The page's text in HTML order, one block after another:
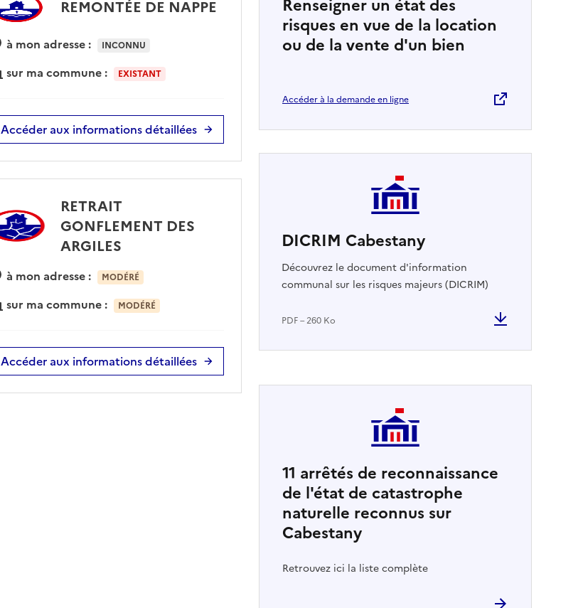
REMONTÉE DE NAPPE
à mon adresse : INCONNU
sur ma commune : EXISTANT
Accéder aux informations détaillées
RETRAIT
GONFLEMENT DES
ARGILES
à mon adresse : MODÉRÉ
sur ma commune : MODÉRÉ
Accéder aux informations détaillées
Renseigner un état des
risques en vue de la location
ou de la vente d'un bien
Accéder à la demande en ligne
DICRIM Cabestany
PDF – 260 Ko
Découvrez le document d'information
communal sur les risques majeurs (DICRIM)
11 arrêtés de reconnaissance
de l'état de catastrophe
naturelle reconnus sur
Cabestany
Retrouvez ici la liste complète